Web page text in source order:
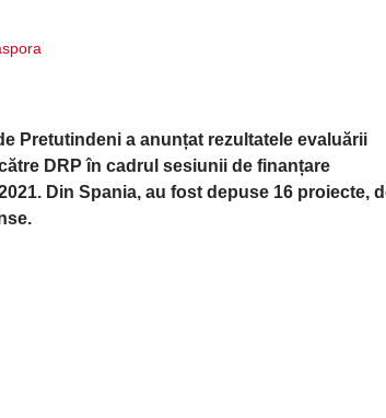
Pretutindeni a anunțat rezultatele evaluării
DRP în cadrul sesiunii de finanțare
Din Spania, au fost depuse 16 proiecte,